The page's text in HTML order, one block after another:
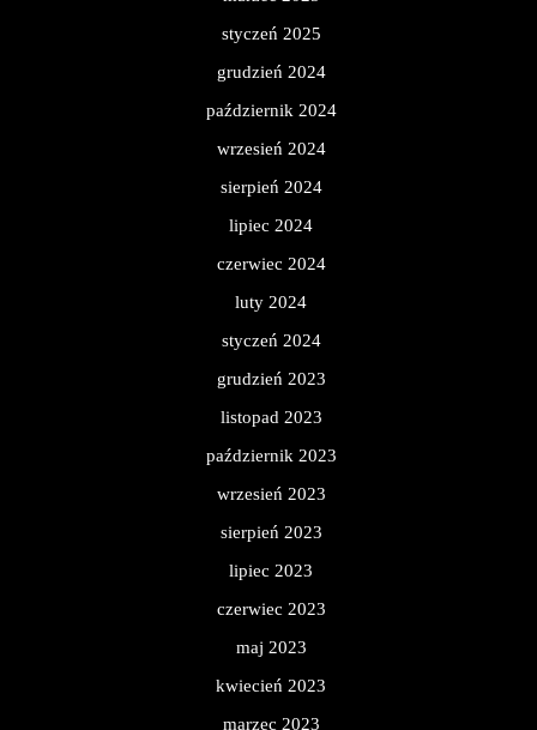
styczeń 2025
grudzień 2024
październik 2024
wrzesień 2024
sierpień 2024
lipiec 2024
czerwiec 2024
luty 2024
styczeń 2024
grudzień 2023
listopad 2023
październik 2023
wrzesień 2023
sierpień 2023
lipiec 2023
czerwiec 2023
maj 2023
kwiecień 2023
marzec 2023